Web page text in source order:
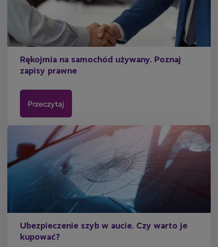
Rękojmia na samochód używany. Poznaj
zapisy prawne
Przeczytaj
Ubezpieczenie szyb w aucie. Czy warto je
kupować?